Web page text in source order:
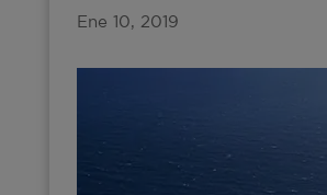
Ene 10, 2019